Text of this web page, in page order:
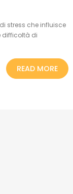
stress che influisce
difficoltà di
READ MORE